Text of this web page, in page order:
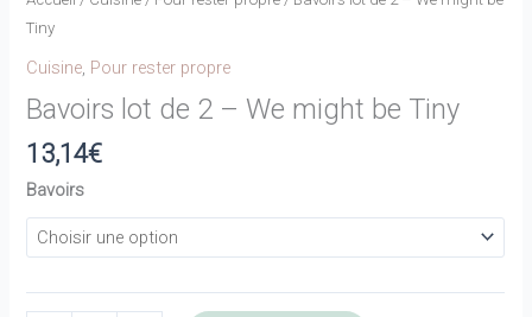
Tiny
Cuisine Pour rester propre
Bavoirs lot de 2 – We might be Tiny
13,14€
Bavoirs